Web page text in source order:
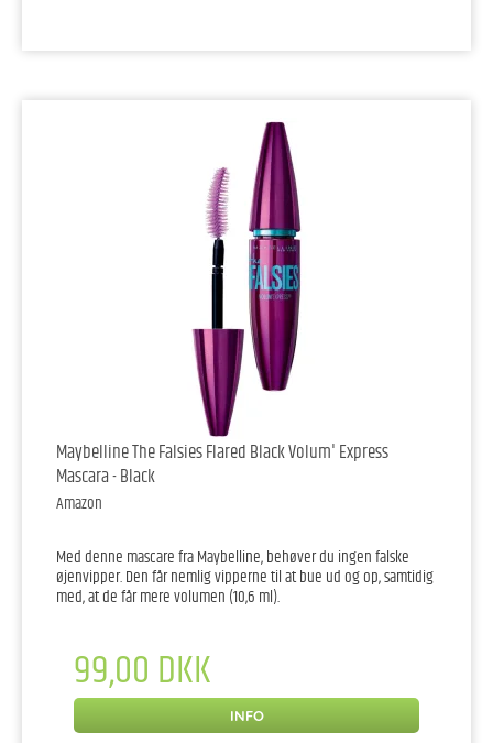
Maybelline The Falsies Flared Black Volum' Express
Mascara - Black
Amazon
Med denne mascare fra Maybelline, behøver du ingen falske
øjenvipper. Den får nemlig vipperne til at bue ud og op, samtidig
med, at de får mere volumen (10,6 ml).
99,00 DKK
INFO